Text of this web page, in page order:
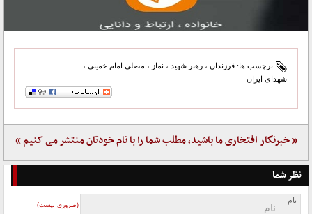
برچسب ها: فرزندان ، رهبر شهید ، نماز ، مصلی امام خمینی ،
شهدای ایران
« خبرنگار افتخاری ما باشید، مطلب شما را با نام خودتان منتشر می کنیم »
نظر شما
نام
(ضروری نیست)